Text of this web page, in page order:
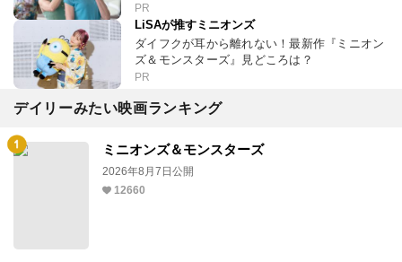
PR
LiSAが推すミニオンズ
ダイフクが耳から離れない！最新作『ミニオン
ズ＆モンスターズ』見どころは？
PR
デイリーみたい映画ランキング
ミニオンズ＆モンスターズ
2026年8月7日公開
12660